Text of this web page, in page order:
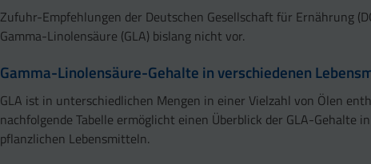
Zufuhr-Empfehlungen der Deutschen Gesellschaft für Ernährung
Gamma-Linolensäure (GLA) bislang nicht vor.
Gamma-Linolensäure-Gehalte in verschiedenen
GLA ist in unterschiedlichen Mengen in einer Vielzahl von Ölen
nachfolgende Tabelle ermöglicht einen Überblick der GLA-Gehalte
pflanzlichen Lebensmitteln.